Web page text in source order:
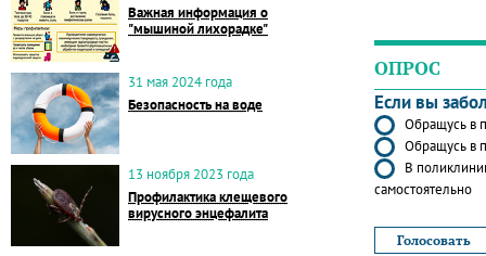
Важная информация о
"мышиной лихорадке"
31 мая 2024 года
Безопасность на воде
13 ноября 2023 года
Профилактика клещевого
вирусного энцефалита
ОПРОС
Если вы
Обращусь в
Обращусь в
В
самостоятельно